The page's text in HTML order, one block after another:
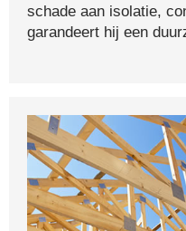
schade aan isolatie,
garandeert hij een